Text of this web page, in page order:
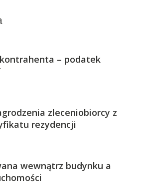
– podatek
zleceniobiorcy z
rezydencji
wewnątrz budynku a